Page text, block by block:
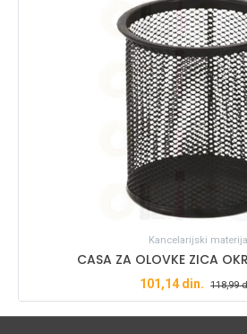
Kancelarijski
CASA ZA OLOVKE ZICA
101,14 din. 118,99